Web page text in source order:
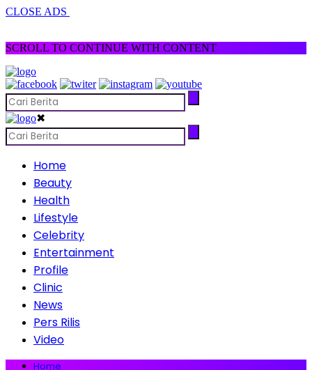
CLOSE ADS
SCROLL TO CONTINUE WITH CONTENT
✖
Home
Beauty
Health
Lifestyle
Celebrity
Entertainment
Profile
Clinic
News
Pers Rilis
Video
Home